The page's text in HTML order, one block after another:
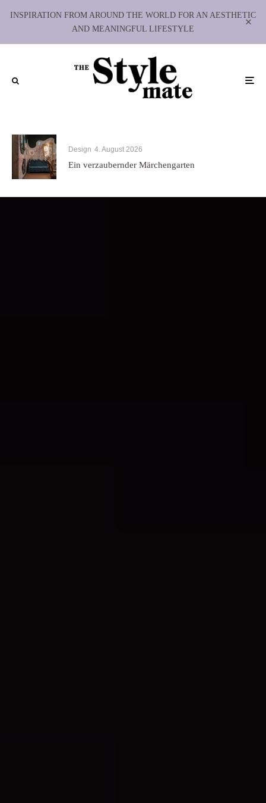
INSPIRATION FROM AROUND THE WORLD FOR AN AESTHETIC
AND MEANINGFUL LIFESTYLE
Design 4. August 2026
Ein verzaubernder Märchengarten